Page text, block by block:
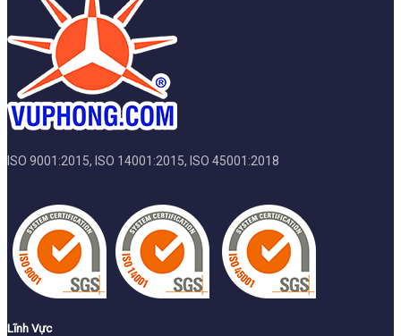
ISO 9001:2015, ISO 14001:2015, ISO 45001:2018
Lĩnh Vực